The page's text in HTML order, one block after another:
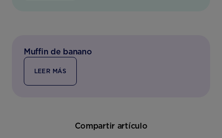
Muffin de banano
LEER MÁS
Compartir artículo